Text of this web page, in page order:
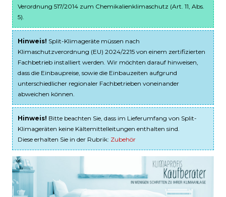
Verordnung 517/2014 zum Chemikalienklimaschutz (Art. 11, Abs.
5).
Hinweis! Split-Klimageräte müssen nach
Klimaschutzverordnung (EU) 2024/2215 von einem zertifizierten
Fachbetrieb installiert werden. Wir möchten darauf hinweisen,
dass die Einbaupreise, sowie die Einbauzeiten aufgrund
unterschiedlicher regionaler Fachbetrieben voneinander
abweichen können.
Hinweis! Bitte beachten Sie, dass im Lieferumfang von Split-
Klimageräten keine Kältemittelleitungen enthalten sind.
Diese erhalten Sie in der Rubrik: Zubehör